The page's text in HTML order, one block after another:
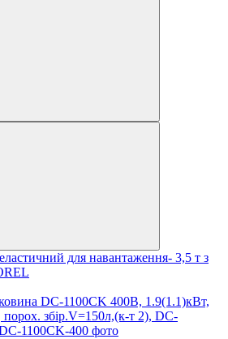
для навантаження- 3,5 т з